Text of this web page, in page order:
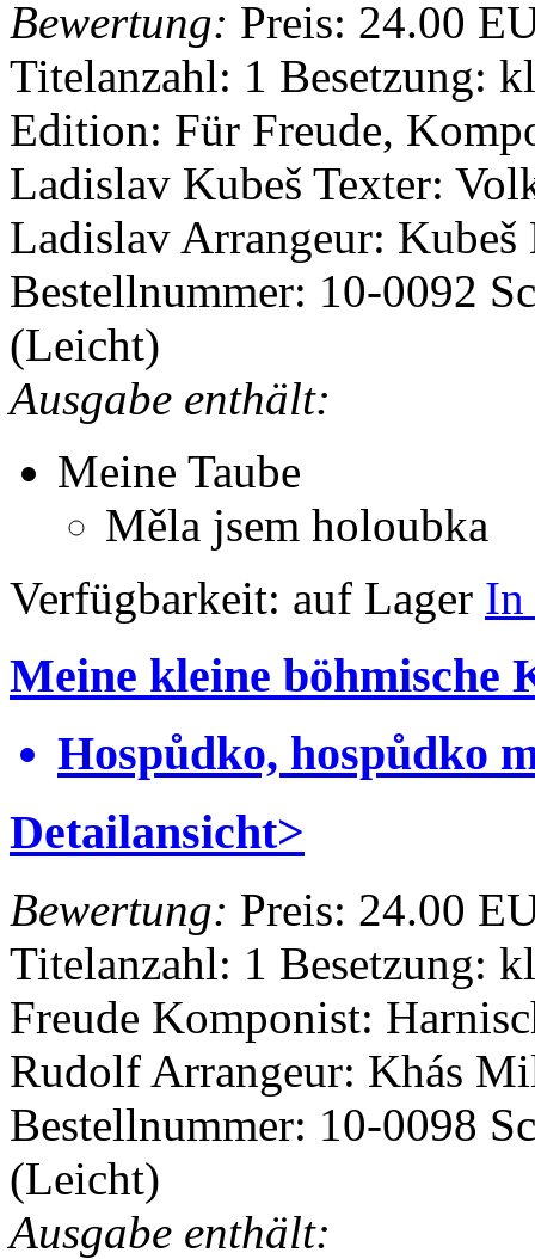
Bewertung: Preis: 24.00
Titelanzahl: 1 Besetzung:
Edition: Für Freude,
Ladislav Kubeš Texter:
Ladislav Arrangeur:
Bestellnummer: 10-0092
(Leicht)
Ausgabe enthält:
Meine Taube
Měla jsem holoubka
Verfügbarkeit: auf Lager In
Meine kleine böhmische
Hospůdko, hospůdko
Detailansicht>
Bewertung: Preis: 24.00
Titelanzahl: 1 Besetzung:
Freude Komponist:
Rudolf Arrangeur: Khás
Bestellnummer: 10-0098
(Leicht)
Ausgabe enthält: